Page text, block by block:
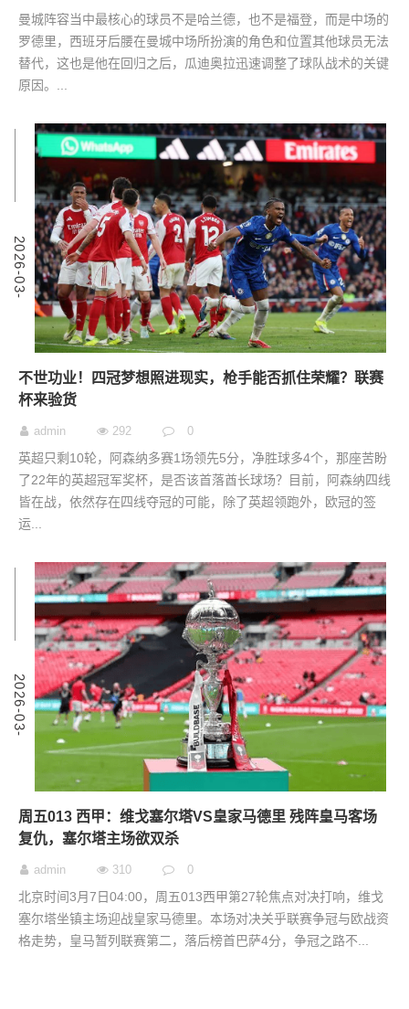
曼城阵容当中最核心的球员不是哈兰德，也不是福登，而是中场的
罗德里，西班牙后腰在曼城中场所扮演的角色和位置其他球员无法
替代，这也是他在回归之后，瓜迪奥拉迅速调整了球队战术的关键
原因。...
2
0
2
6
-
0
3
-
0
不世功业！四冠梦想照进现实，枪手能否抓住荣耀？联赛
杯来验货
admin 292 0
英超只剩10轮，阿森纳多赛1场领先5分，净胜球多4个，那座苦盼
了22年的英超冠军奖杯，是否该首落酋长球场？目前，阿森纳四线
皆在战，依然存在四线夺冠的可能，除了英超领跑外，欧冠的签
运...
2
0
2
6
-
0
3
-
0
周五013 西甲：维戈塞尔塔VS皇家马德里 残阵皇马客场
复仇，塞尔塔主场欲双杀
admin 310 0
北京时间3月7日04:00，周五013西甲第27轮焦点对决打响，维戈
塞尔塔坐镇主场迎战皇家马德里。本场对决关乎联赛争冠与欧战资
格走势，皇马暂列联赛第二，落后榜首巴萨4分，争冠之路不...